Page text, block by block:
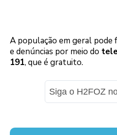
A população em geral pode
e denúncias por meio do
191, que é gratuito.
Siga o H2FOZ